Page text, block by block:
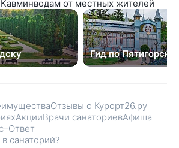
от местных жителей
Гид по Пятигорску
Отзывы о Курорт26.ру
АкцииВрачи санаториевАфиша
санаторий?